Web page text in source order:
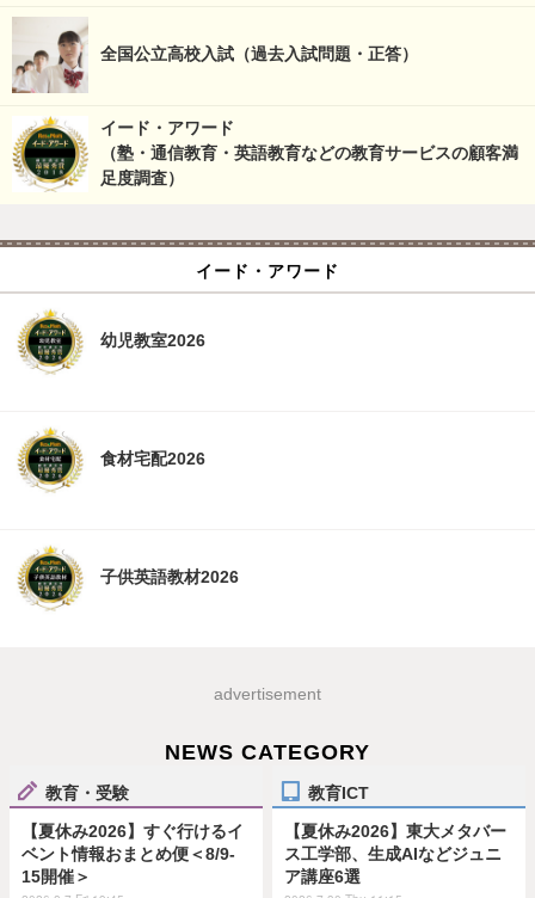
全国公立高校入試（過去入試問題・正答）
イード・アワード
（塾・通信教育・英語教育などの教育サービスの顧客満
足度調査）
イード・アワード
幼児教室2026
食材宅配2026
子供英語教材2026
advertisement
NEWS CATEGORY
教育・受験
【夏休み2026】すぐ行けるイ
ベント情報おまとめ便＜8/9-
15開催＞
教育ICT
【夏休み2026】東大メタバー
ス工学部、生成AIなどジュニ
ア講座6選